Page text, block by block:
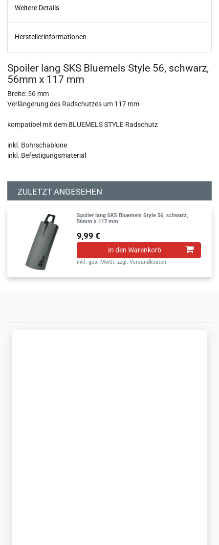
Weitere Details
Herstellerinformationen
Spoiler lang SKS Bluemels Style 56, schwarz,
56mm x 117 mm
Breite: 56 mm
Verlängerung des Radschutzes um 117 mm
kompatibel mit dem BLUEMELS STYLE Radschutz
inkl. Bohrschablone
inkl. Befestigungsmaterial
ZULETZT ANGESEHEN
Spoiler lang SKS Bluemels Style 56, schwarz,
56mm x 117 mm
9,99 €
In den Warenkorb
inkl. ges. MwSt. zzgl.Versandkosten